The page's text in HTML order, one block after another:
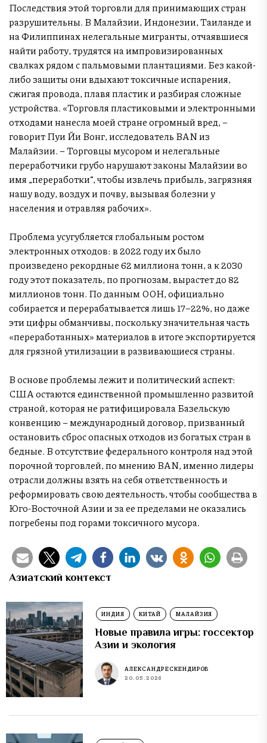
Последствия этой торговли для принимающих стран
разрушительны. В Малайзии, Индонезии, Таиланде и
на Филиппинах нелегальные мигранты, отчаявшиеся
найти работу, трудятся на импровизированных
свалках рядом с пальмовыми плантациями. Без какой-
либо защиты они вдыхают токсичные испарения,
сжигая провода, плавя пластик и разбирая сложные
устройства. «Торговля пластиковыми и электронными
отходами нанесла моей стране огромный вред, –
говорит Пуи Йи Вонг, исследователь BAN из
Малайзии. – Торговцы мусором и нелегальные
переработчики грубо нарушают законы Малайзии во
имя „переработки“, чтобы извлечь прибыль, загрязняя
нашу воду, воздух и почву, вызывая болезни у
населения и отравляя рабочих».
Проблема усугубляется глобальным ростом
электронных отходов: в 2022 году их было
произведено рекордные 62 миллиона тонн, а к 2030
году этот показатель, по прогнозам, вырастет до 82
миллионов тонн. По данным ООН, официально
собирается и перерабатывается лишь 17–22%, но даже
эти цифры обманчивы, поскольку значительная часть
«переработанных» материалов в итоге экспортируется
для грязной утилизации в развивающиеся страны.
В основе проблемы лежит и политический аспект:
США остаются единственной промышленно развитой
страной, которая не ратифицировала Базельскую
конвенцию – международный договор, призванный
остановить сброс опасных отходов из богатых стран в
бедные. В отсутствие федерального контроля над этой
порочной торговлей, по мнению BAN, именно лидеры
отрасли должны взять на себя ответственность и
реформировать свою деятельность, чтобы сообщества в
Юго-Восточной Азии и за ее пределами не оказались
погребены под горами токсичного мусора.
Азиатский контекст
ИНДИЯ КИТАЙ МАЛАЙЗИЯ
Новые правила игры: госсектор
Азии и экология
АЛЕКСАНДР ЕСКЕНДИРОВ
20.05.2026